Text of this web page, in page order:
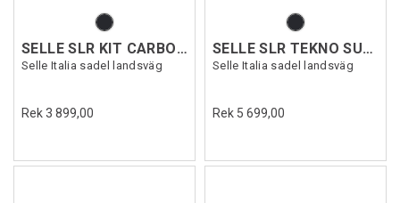
SELLE SLR KIT CARBONIO
Selle Italia sadel landsväg
Rek 3 899,00
SELLE SLR TEKNO SUPERFLOW
Selle Italia sadel landsväg
Rek 5 699,00